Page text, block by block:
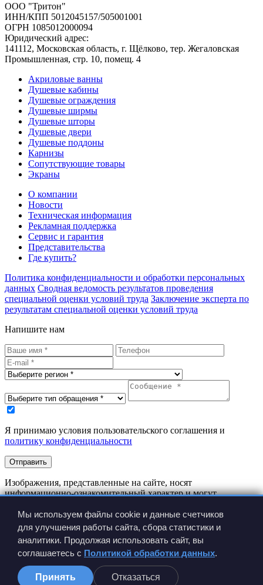
ООО "Тритон"
ИНН/КПП 5012045157/505001001
ОГРН 1085012000094
Юридический адрес:
141112, Московская область, г. Щёлково, тер. Жегаловская
Промышленная, стр. 10, помещ. 4
Акриловые ванны
Душевые кабины
Душевые ограждения
Душевые ширмы
Душевые шторы
Душевые двери
Душевые поддоны
Карнизы
Сопутствующие товары
Экраны
О компании
Новости
Техническая информация
Рекламная поддержка
Сервис и гарантия
Представительства
Где купить?
Политика конфиденциальности и обработки персональных
данных Сводная ведомость результатов проведения
специальной оценки условий труда Заключение эксперта по
результатам специальной оценки условий труда
Напишите нам
Я принимаю условия пользовательского соглашения и
политику конфиденциальности
Отправить
Изображения, представленные на сайте, носят
информационно-ознакомительный характер и могут
Производитель имеет право вносить изменения в
конструкцию изделия без предварительного уведомления.
Мы используем файлы cookie и данные счетчиков
для улучшения работы сайта, сбора статистики и
аналитики. Продолжая использовать сайт, вы
соглашаетесь с Политикой обработки данных.
Принять Отказаться